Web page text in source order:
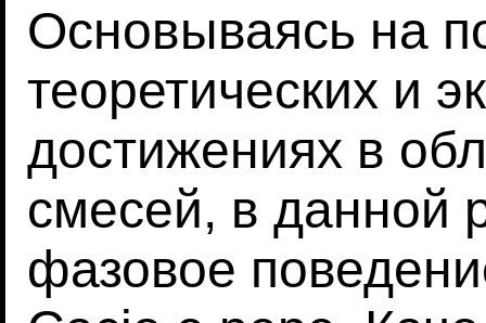
Основываясь на
теоретических и
достижениях в
смесей, в данной
фазовое